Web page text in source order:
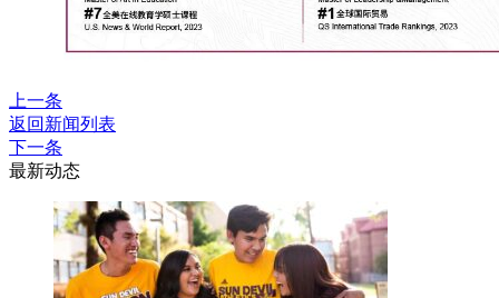
上一条
返回新闻列表
下一条
最新动态